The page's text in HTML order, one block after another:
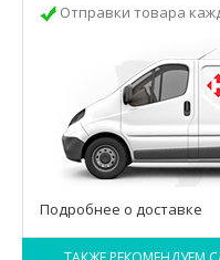
Отправки товара
Подробнее о доставке